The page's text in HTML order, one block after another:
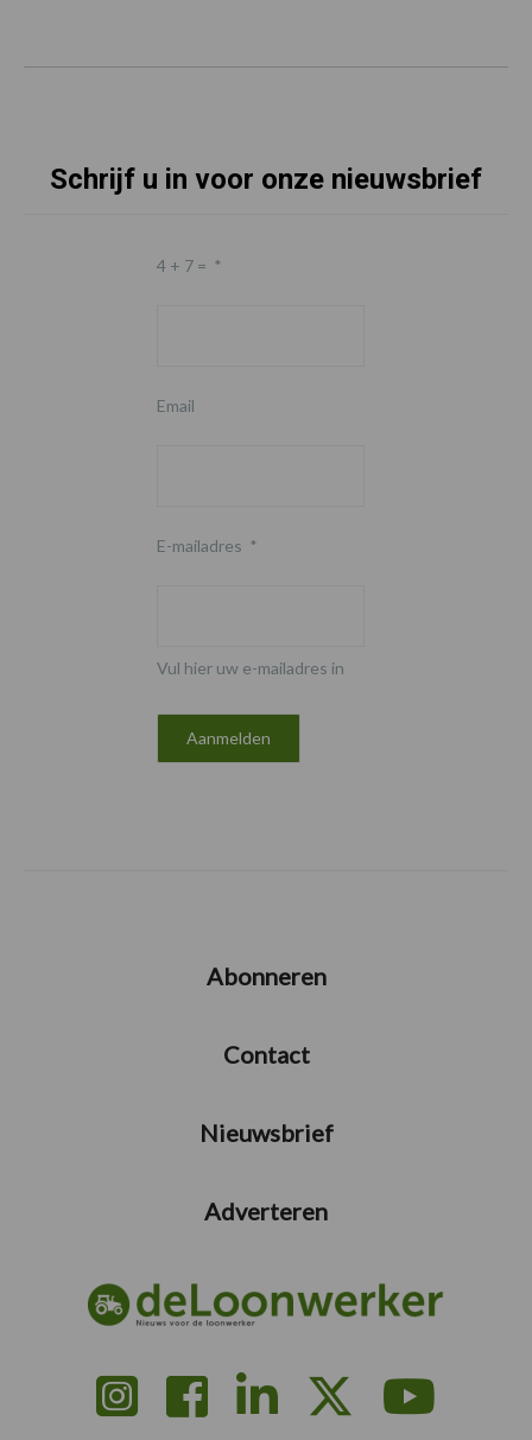
Schrijf u in voor onze nieuwsbrief
4 + 7 = *
Email
E-mailadres *
Vul hier uw e-mailadres in
Abonneren
Contact
Nieuwsbrief
Adverteren